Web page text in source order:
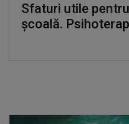
Sfaturi utile
școală.